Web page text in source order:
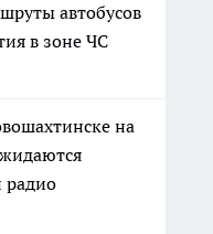
автобусов
в зоне ЧС
на
радио